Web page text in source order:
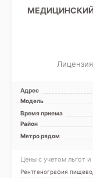
Адрес
Модель
Время приема
Район
Метро рядом
Цены с учетом льгот
Рентгенография